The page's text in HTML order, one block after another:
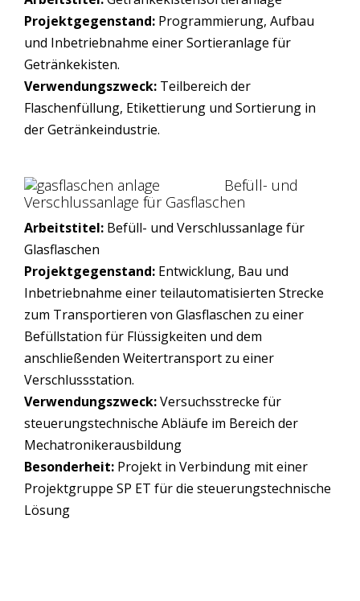
Projektgegenstand: Programmierung, Aufbau
und Inbetriebnahme einer Sortieranlage für
Getränkekisten.
Verwendungszweck: Teilbereich der
Flaschenfüllung, Etikettierung und Sortierung in
der Getränkeindustrie.
Befüll- und
Verschlussanlage für Gasflaschen
Arbeitstitel: Befüll- und Verschlussanlage für
Glasflaschen
Projektgegenstand: Entwicklung, Bau und
Inbetriebnahme einer teilautomatisierten Strecke
zum Transportieren von Glasflaschen zu einer
Befüllstation für Flüssigkeiten und dem
anschließenden Weitertransport zu einer
Verschlussstation.
Verwendungszweck:Versuchsstrecke für
steuerungstechnische Abläufe im Bereich der
Mechatronikerausbildung
Besonderheit: Projekt in Verbindung mit einer
Projektgruppe SP ET für die steuerungstechnische
Lösung